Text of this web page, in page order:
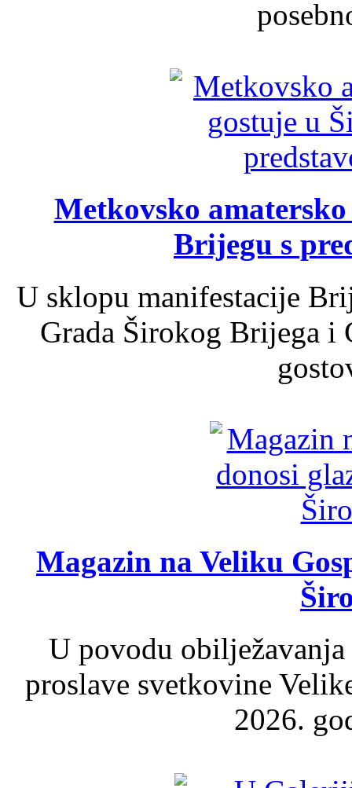
Metkovsko
Brijegu s
U sklopu manifestacije
Grada Širokog Brijega
Magazin na Veliku
U povodu
proslave svetkovine
2026.